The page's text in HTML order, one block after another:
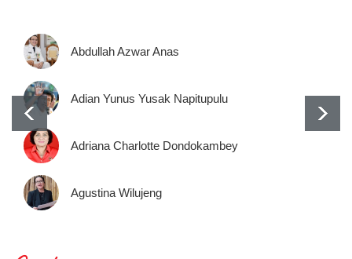
Abdullah Azwar Anas
Adian Yunus Yusak Napitupulu
Adriana Charlotte Dondokambey
Agustina Wilujeng